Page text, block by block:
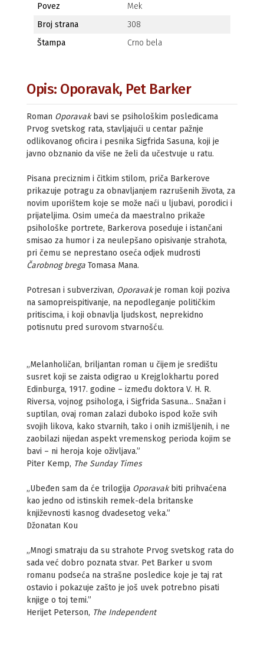
Povez
Mek
Broj strana
308
Štampa
Crno bela
Opis: Oporavak, Pet Barker
Roman Oporavak bavi se psihološkim posledicama
Prvog svetskog rata, stavljajući u centar pažnje
odlikovanog oficira i pesnika Sigfrida Sasuna, koji je
javno obznanio da više ne želi da učestvuje u ratu.
Pisana preciznim i čitkim stilom, priča Barkerove
prikazuje potragu za obnavljanjem razrušenih života, za
novim uporištem koje se može naći u ljubavi, porodici i
prijateljima. Osim umeća da maestralno prikaže
psihološke portrete, Barkerova poseduje i istančani
smisao za humor i za neulepšano opisivanje strahota,
pri čemu se neprestano oseća odjek mudrosti
Čarobnog brega Tomasa Mana.
Potresan i subverzivan, Oporavakje roman koji poziva
na samopreispitivanje, na nepodleganje političkim
pritiscima, i koji obnavlja ljudskost, neprekidno
potisnutu pred surovom stvarnošću.
„Melanholičan, briljantan roman u čijem je središtu
susret koji se zaista odigrao u Krejglokhartu pored
Edinburga, 1917. godine – između doktora V. H. R.
Riversa, vojnog psihologa, i Sigfrida Sasuna... Snažan i
suptilan, ovaj roman zalazi duboko ispod kože svih
svojih likova, kako stvarnih, tako i onih izmišljenih, i ne
zaobilazi nijedan aspekt vremenskog perioda kojim se
bavi – ni heroja koje oživljava.”
Piter Kemp, The Sunday Times
„Ubeđen sam da će trilogija Oporavak biti prihvaćena
kao jedno od istinskih remek-dela britanske
književnosti kasnog dvadesetog veka.”
Džonatan Kou
„Mnogi smatraju da su strahote Prvog svetskog rata do
sada već dobro poznata stvar. Pet Barker u svom
romanu podseća na strašne posledice koje je taj rat
ostavio i pokazuje zašto je još uvek potrebno pisati
knjige o toj temi.”
Herijet Peterson, The Independent